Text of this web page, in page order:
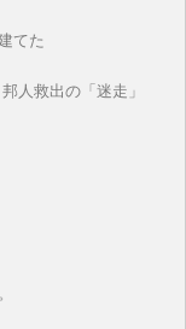
てた
邦人救出の「迷走」